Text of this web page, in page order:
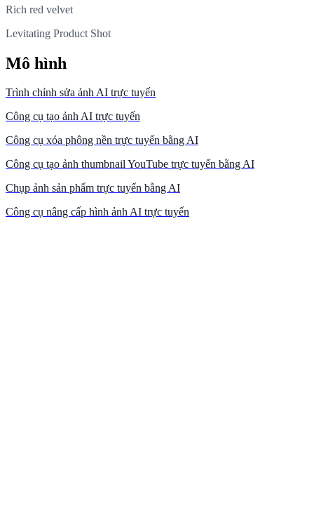
Rich red velvet
Levitating Product Shot
Mô hình
Trình chỉnh sửa ảnh AI trực tuyến
Công cụ tạo ảnh AI trực tuyến
Công cụ xóa phông nền trực tuyến bằng AI
Công cụ tạo ảnh thumbnail YouTube trực tuyến bằng AI
Chụp ảnh sản phẩm trực tuyến bằng AI
Công cụ nâng cấp hình ảnh AI trực tuyến